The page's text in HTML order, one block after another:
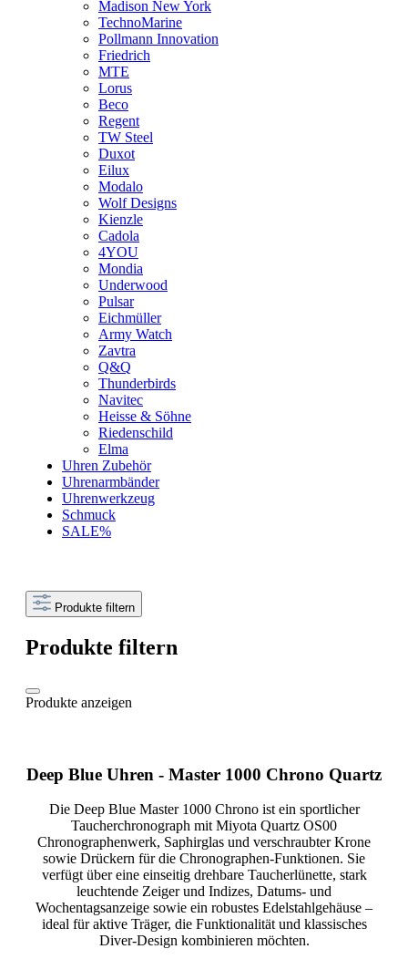
Madison New York
TechnoMarine
Pollmann Innovation
Friedrich
MTE
Lorus
Beco
Regent
TW Steel
Duxot
Eilux
Modalo
Wolf Designs
Kienzle
Cadola
4YOU
Mondia
Underwood
Pulsar
Eichmüller
Army Watch
Zavtra
Q&Q
Thunderbirds
Navitec
Heisse & Söhne
Riedenschild
Elma
Uhren Zubehör
Uhrenarmbänder
Uhrenwerkzeug
Schmuck
SALE%
Produkte filtern
Produkte filtern
Produkte anzeigen
Deep Blue Uhren - Master 1000 Chrono Quartz
Die Deep Blue Master 1000 Chrono ist ein sportlicher
Taucherchronograph mit Miyota Quartz OS00
Chronographenwerk, Saphirglas und verschraubter Krone
sowie Drückern für die Chronographen‑Funktionen. Sie
verfügt über eine einseitig drehbare Taucherlünette, stark
leuchtende Zeiger und Indizes, Datums‑ und
Wochentagsanzeige sowie ein robustes Edelstahlgehäuse –
ideal für aktive Träger, die Funktionalität und klassisches
Diver‑Design kombinieren möchten.